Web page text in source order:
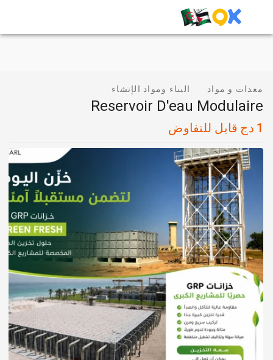
معدات و مواد البناء ومواد الإنشاء
Reservoir D'eau Modulaire
1 دج قابل للتفاوض